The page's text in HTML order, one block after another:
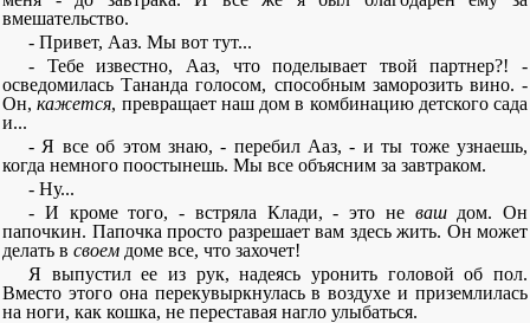
вмешательство.
- Привет, Ааз. Мы вот тут...
- Тебе известно, Ааз, что поделывает твой партнер?! -
осведомилась Тананда голосом, способным заморозить вино. -
Он,кажется, превращает наш дом в комбинацию детского сада
и...
- Я все об этом знаю, - перебил Ааз, - и ты тоже узнаешь,
когда немного поостынешь. Мы все объясним за завтраком.
- Ну...
- И кроме того, - встряла Клади, - это не вашдом. Он
папочкин. Папочка просто разрешает вам здесь жить. Он может
делать в своем доме все, что захочет!
Я выпустил ее из рук, надеясь уронить головой об пол.
Вместо этого она перекувыркнулась в воздухе и приземлилась
на ноги, как кошка, не переставая нагло улыбаться.